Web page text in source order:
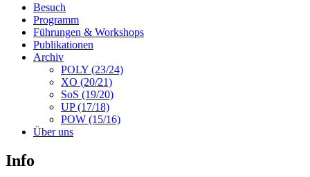
Besuch
Programm
Führungen & Workshops
Publikationen
Archiv
POLY (23/24)
XO (20/21)
SoS (19/20)
UP (17/18)
POW (15/16)
Über uns
Info